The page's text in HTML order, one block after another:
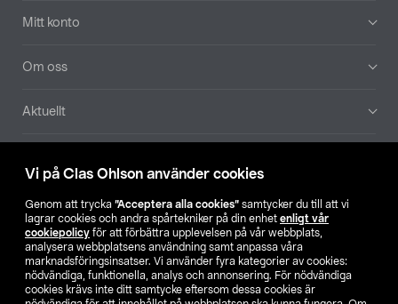
Vi på Clas Ohlson använder cookies
Genom att trycka ”Acceptera alla cookies” samtycker du till att vi
lagrar cookies och andra spårtekniker på din enhet enligt vår
cookiepolicy för att förbättra upplevelsen på vår webbplats,
analysera webbplatsens användning samt anpassa våra
marknadsföringsinsatser. Vi använder fyra kategorier av cookies:
nödvändiga, funktionella, analys och annonsering. För nödvändiga
cookies krävs inte ditt samtycke eftersom dessa cookies är
Mitt konto
Om oss
Aktuellt
Hitta butik
SE NO FI